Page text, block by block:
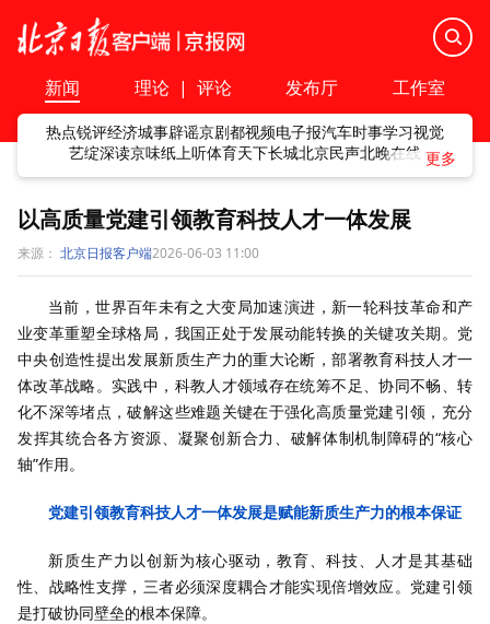
新闻 理论 | 评论 发布厅 工作室
热点锐评经济城事辟谣京剧都视频电子报汽车时事学习视觉
艺绽深读京味纸上听体育天下长城北京民声北晚在线
以高质量党建引领教育科技人才一体发展
来源： 北京日报客户端2026-06-03 11:00
当前，世界百年未有之大变局加速演进，新一轮科技革命和产
业变革重塑全球格局，我国正处于发展动能转换的关键攻关期。党
中央创造性提出发展新质生产力的重大论断，部署教育科技人才一
体改革战略。实践中，科教人才领域存在统筹不足、协同不畅、转
化不深等堵点，破解这些难题关键在于强化高质量党建引领，充分
发挥其统合各方资源、凝聚创新合力、破解体制机制障碍的“核心
轴”作用。
党建引领教育科技人才一体发展是赋能新质生产力的根本保证
新质生产力以创新为核心驱动，教育、科技、人才是其基础
性、战略性支撑，三者必须深度耦合才能实现倍增效应。党建引领
是打破协同壁垒的根本保障。